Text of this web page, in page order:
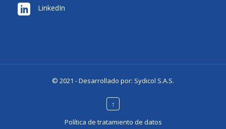
 LinkedIn
© 2021 - Desarrollado por: Sydicol S.A.S.
↑
Política de tratamiento de datos